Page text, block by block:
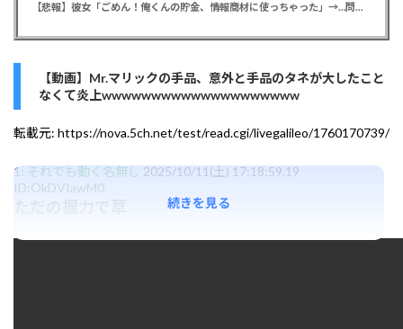
【悲報】彼女「ごめん！俺くんの貯金、情報商材に使っちゃった」→…問い詰めたらギャン泣きされたんだが俺が悪いのか？
【動画】Mr.マリックの手品、意外と手品のタネが大したこと
なくて炎上wwwwwwwwwwwwwwwwwwww
転載元: https://nova.5ch.net/test/read.cgi/livegalileo/1760170739/
1: それでも動く名無し 2025/10/11(土) 17:18:59.19
ID:OkDVIawM0
続きを見る